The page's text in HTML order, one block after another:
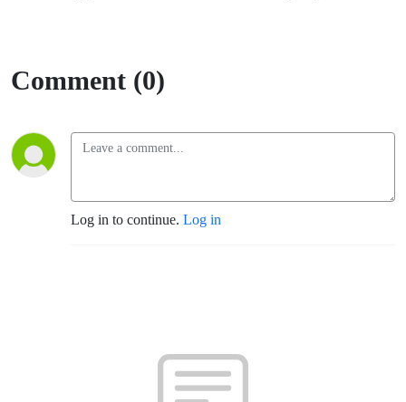
Comment (0)
Log in to continue. Log in